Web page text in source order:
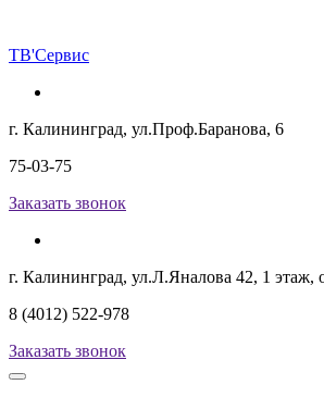
ТВ'Сервис
г. Калининград, ул.Проф.Баранова, 6
75-03-75
Заказать звонок
г. Калининград, ул.Л.Яналова 42, 1 этаж,
8 (4012) 522-978
Заказать звонок